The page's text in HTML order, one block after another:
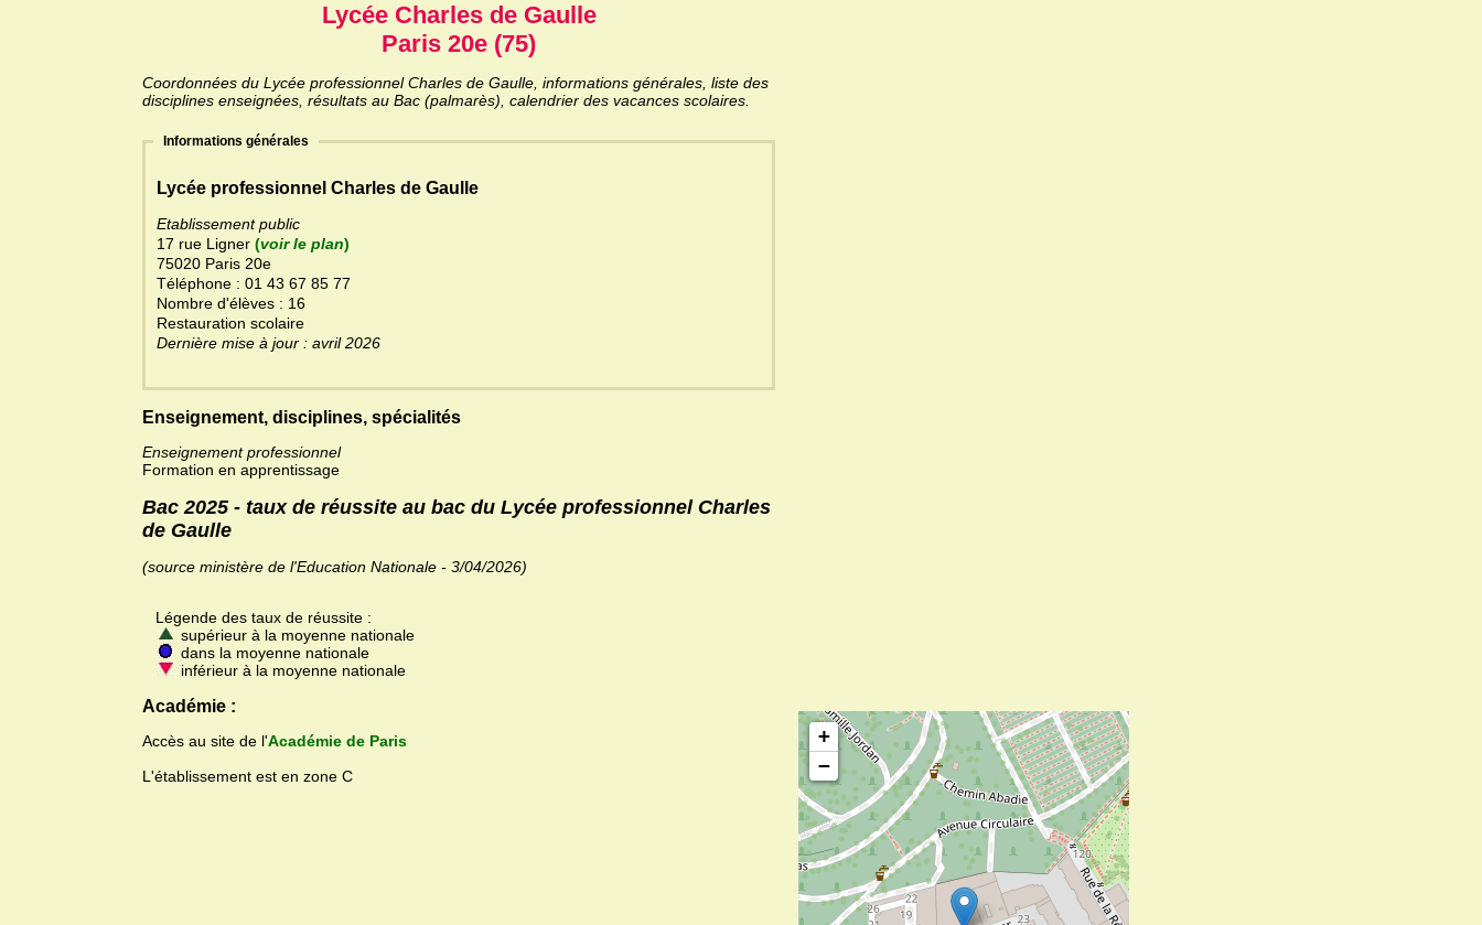
Lycée Charles de Gaulle
Paris 20e (75)
Coordonnées du Lycée professionnel Charles de Gaulle, informations générales, liste des
disciplines enseignées, résultats au Bac (palmarès), calendrier des vacances scolaires.
Informations générales
Lycée professionnel Charles de Gaulle
Etablissement public
17 rue Ligner (voir le plan)
75020 Paris 20e
Téléphone : 01 43 67 85 77
Nombre d'élèves : 16
Restauration scolaire
Dernière mise à jour : avril 2026
Enseignement, disciplines, spécialités
Enseignement professionnel
Formation en apprentissage
Bac 2025 - taux de réussite au bac du Lycée professionnel Charles
de Gaulle
(source ministère de l'Education Nationale - 3/04/2026)
Légende des taux de réussite :
supérieur à la moyenne nationale
dans la moyenne nationale
inférieur à la moyenne nationale
Académie :
Accès au site de l'Académie de Paris
L'établissement est en zone C
+
−